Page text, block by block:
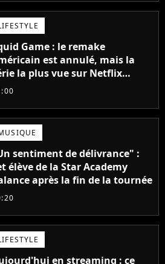
Game : le remake
est annulé, mais la
la plus vue sur Netflix
avoir une version
sentiment de délivrance" :
élève de la Star Academy
après la fin de la tournée
en streaming : ce